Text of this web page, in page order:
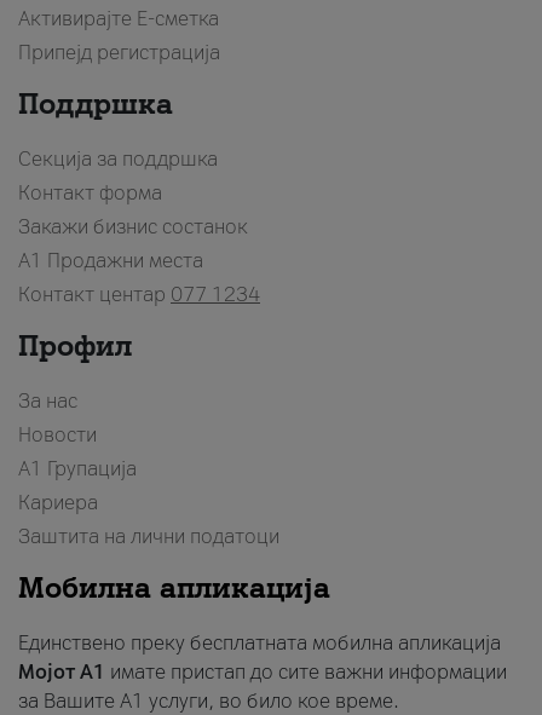
Активирајте Е-сметка
Припејд регистрација
Поддршка
Секција за поддршка
Контакт форма
Закажи бизнис состанок
A1 Продажни места
Контакт центар 077 1234
Профил
За нас
Новости
А1 Групација
Кариера
Заштита на лични податоци
Мобилна апликација
Единствено преку бесплатната мобилна апликација
Мојот A1 имате пристап до сите важни информации
за Вашите A1 услуги, во било кое време.